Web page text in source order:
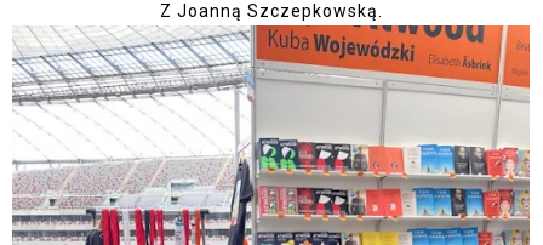
Z Joanną Szczepkowską.